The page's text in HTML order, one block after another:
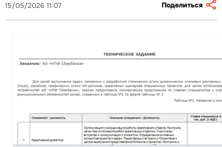
15/05/2026 11:07 Поделиться